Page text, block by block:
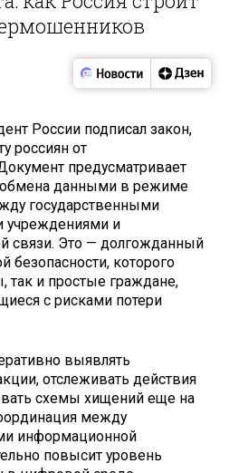
России подписал закон,
россиян от
предусматривает
данными в режиме
государственными
учреждениями и
связи. Это — долгожданный
безопасности, которого
так и простые граждане,
с рисками потери
выявлять
отслеживать действия
схемы хищений еще на
между
информационной
повысит уровень